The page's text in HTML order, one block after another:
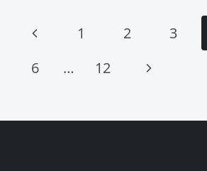
ПОСВЕЋЕНА
ПОЗОРИШТУ
„МАСКЕ“
Page
navigation
Previous
Page
1 2 3
6
… 12
Next